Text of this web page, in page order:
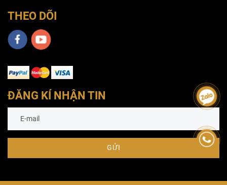
THEO DÕI
ĐĂNG KÍ NHẬN TIN
GỬI